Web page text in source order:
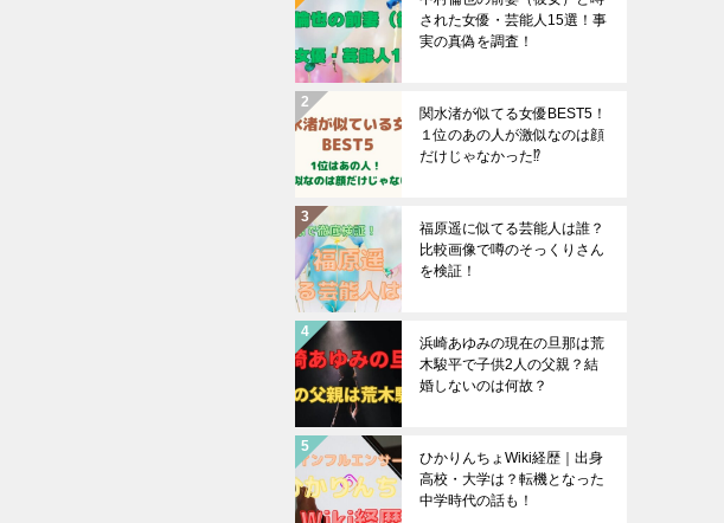
された女優・芸能人15選！事
実の真偽を調査！
関水渚が似てる女優BEST5！
１位のあの人が激似なのは顔
だけじゃなかった⁉︎
福原遥に似てる芸能人は誰？
比較画像で噂のそっくりさん
を検証！
浜崎あゆみの現在の旦那は荒
木駿平で子供2人の父親？結
婚しないのは何故？
ひかりんちょWiki経歴｜出身
高校・大学は？転機となった
中学時代の話も！